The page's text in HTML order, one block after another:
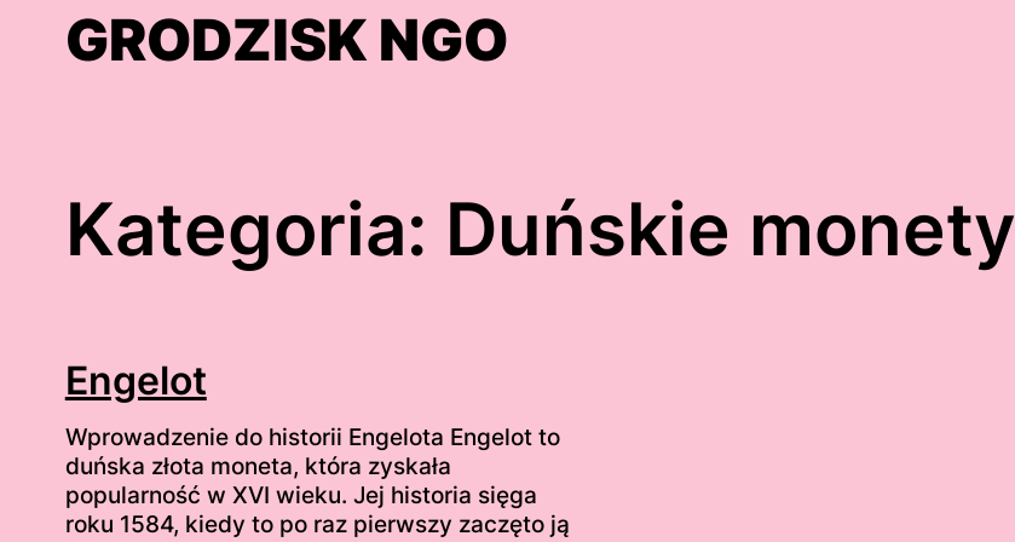
GRODZISK NGO
Kategoria: Duńskie monety
Engelot
Wprowadzenie do historii Engelota Engelot to
duńska złota moneta, która zyskała
popularność w XVI wieku. Jej historia sięga
roku 1584, kiedy to po raz pierwszy zaczęto ją